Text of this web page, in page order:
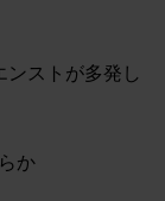
ンストが多発し
か